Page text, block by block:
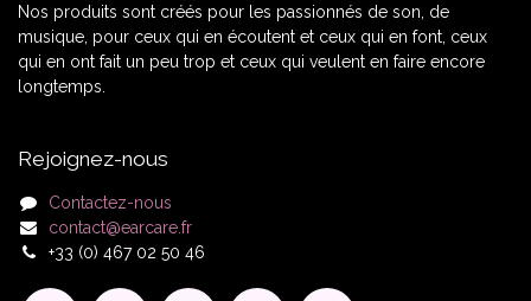
Nos produits sont créés pour les passionnés de son, de
musique, pour ceux qui en écoutent et ceux qui en font, ceux
qui en ont fait un peu trop et ceux qui veulent en faire encore
longtemps.
Rejoignez-nous
Contactez-nous
contact@earcare.fr
+33 (0) 467 02 50 46